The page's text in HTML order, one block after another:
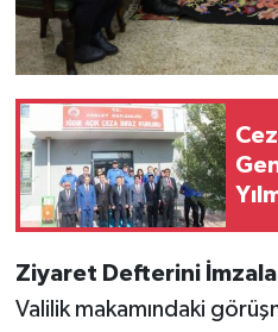
Ziyaret Defterini
Valilik makamındaki